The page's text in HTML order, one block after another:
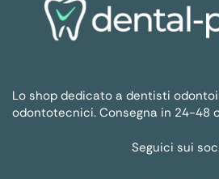
Lo shop dedicato a dentisti
odontotecnici. Consegna in 24-48
Seguici sui